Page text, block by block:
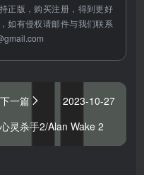
正版，购买注册，得到更好
如有侵权请邮件与我们联系
下一篇
2023-10-27
心灵杀手2/Alan Wake 2